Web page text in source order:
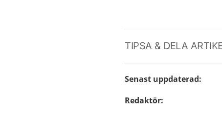
TIPSA & DELA
Senast uppdaterad:
Redaktör: